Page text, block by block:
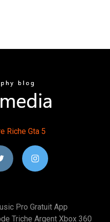
Riche Gta 5
Pro Gratuit App
Triche Argent Xbox 360